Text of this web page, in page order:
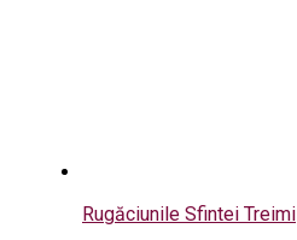
Rugăciunile Sfintei Treimi